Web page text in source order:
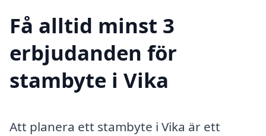
Få alltid minst 3
erbjudanden för
stambyte i Vika
Att planera ett stambyte i Vika är ett